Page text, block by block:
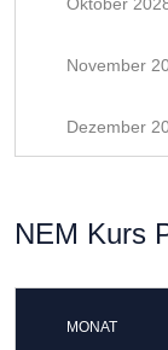
November
Dezember
NEM Kurs
MONAT